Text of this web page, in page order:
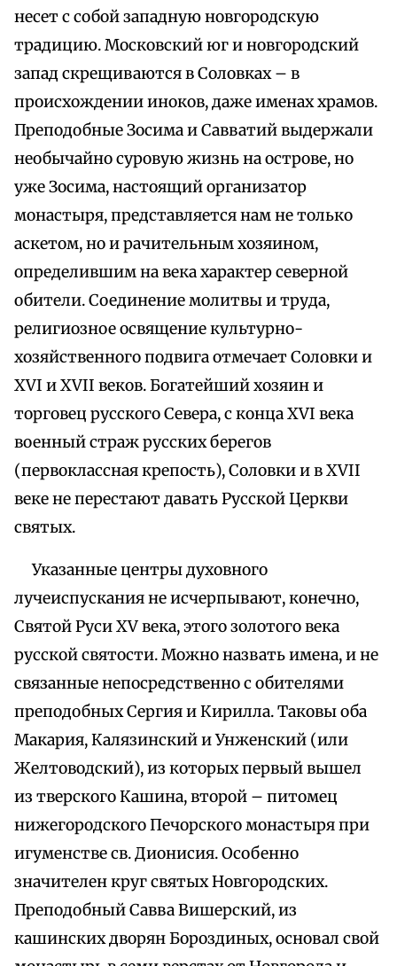
несет с собой западную новгородскую
традицию. Московский юг и новгородский
запад скрещиваются в Соловках – в
происхождении иноков, даже именах храмов.
Преподобные Зосима и Савватий выдержали
необычайно суровую жизнь на острове, но
уже Зосима, настоящий организатор
монастыря, представляется нам не только
аскетом, но и рачительным хозяином,
определившим на века характер северной
обители. Соединение молитвы и труда,
религиозное освящение культурно-
хозяйственного подвига отмечает Соловки и
XVI и XVII веков. Богатейший хозяин и
торговец русского Севера, с конца XVI века
военный страж русских берегов
(первоклассная крепость), Соловки и в XVII
веке не перестают давать Русской Церкви
святых.
Указанные центры духовного
лучеиспускания не исчерпывают, конечно,
Святой Руси XV века, этого золотого века
русской святости. Можно назвать имена, и не
связанные непосредственно с обителями
преподобных Сергия и Кирилла. Таковы оба
Макария, Калязинский и Унженский (или
Желтоводский), из которых первый вышел
из тверского Кашина, второй – питомец
нижегородского Печорского монастыря при
игуменстве св. Дионисия. Особенно
значителен круг святых Новгородских.
Преподобный Савва Вишерский, из
кашинских дворян Бороздиных, основал свой